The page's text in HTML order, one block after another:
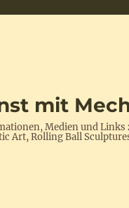
mit
Medien und
Art, Rolling Ball